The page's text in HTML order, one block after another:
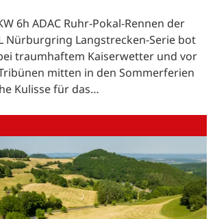
6h ADAC Ruhr-Pokal-Rennen der
Nürburgring Langstrecken-Serie bot
traumhaftem Kaiserwetter und vor
mitten in den Sommerferien
Kulisse für das…